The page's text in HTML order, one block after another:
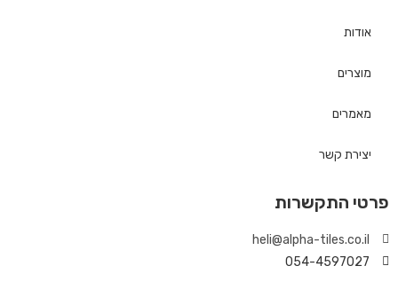
אודות
מוצרים
מאמרים
יצירת קשר
פרטי התקשרות
heli@alpha-tiles.co.il
054-4597027